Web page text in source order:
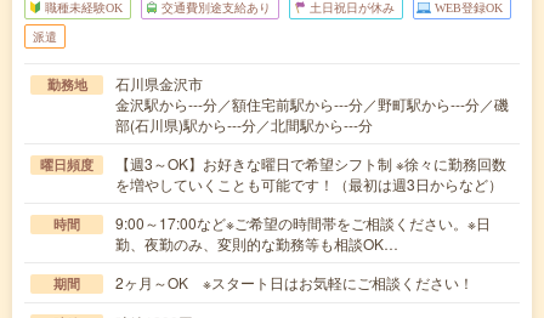
職種未経験OK 交通費別途支給あり 土日祝日が休み WEB登録OK
派遣
勤務地
石川県金沢市
金沢駅から---分／額住宅前駅から---分／野町駅から---分／磯
部(石川県)駅から---分／北間駅から---分
曜日頻度
【週3～OK】お好きな曜日で希望シフト制 ※徐々に勤務回数
を増やしていくことも可能です！（最初は週3日からなど）
時間
9:00～17:00など※ご希望の時間帯をご相談ください。※日
勤、夜勤のみ、変則的な勤務等も相談OK…
期間 2ヶ月～OK ※スタート日はお気軽にご相談ください！